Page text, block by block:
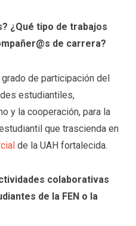
¿Qué tipo de trabajos
de carrera?
de participación del
estudiantiles,
y la cooperación, para la
que trascienda en
de la UAH fortalecida.
colaborativas
de la FEN o la